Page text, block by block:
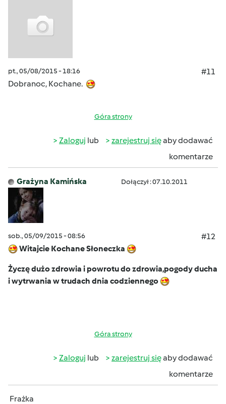
pt., 05/08/2015 - 18:16
#11
Dobranoc, Kochane.
Góra strony
Zaloguj lub zarejestruj sięaby dodawać
komentarze
Grażyna Kamińska Dołączył : 07.10.2011
sob., 05/09/2015 - 08:56
#12
Witajcie Kochane Słoneczka
Życzę dużo zdrowia i powrotu do zdrowia,pogody ducha
i wytrwania w trudach dnia codziennego
Góra strony
Zaloguj lub zarejestruj sięaby dodawać
komentarze
Frażka